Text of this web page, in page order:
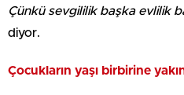
Çünkü sevgililik başka evlilik
diyor.
Çocukların yaşı birbirine